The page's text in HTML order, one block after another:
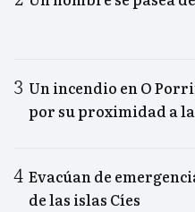
Un incendio en O
por su proximidad a
Evacúan de
de las islas Cíes